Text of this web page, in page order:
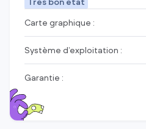
Carte graphique :
Système d’exploitation :
Garantie :